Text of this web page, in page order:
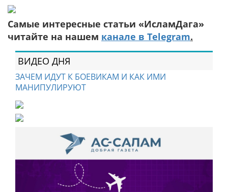
Самые интересные статьи «ИсламДага»
читайте на нашем канале в Telegram.
ВИДЕО ДНЯ
ЗАЧЕМ ИДУТ К БОЕВИКАМ И КАК ИМИ
МАНИПУЛИРУЮТ